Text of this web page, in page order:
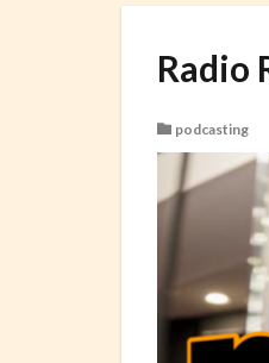
Radio
podcasting